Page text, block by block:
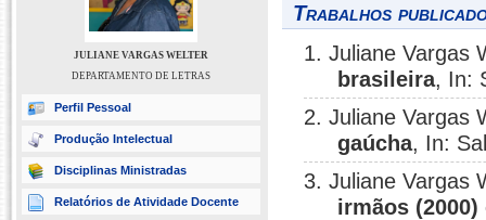
JULIANE VARGAS WELTER
DEPARTAMENTO DE LETRAS
Perfil Pessoal
Produção Intelectual
Disciplinas Ministradas
Relatórios de Atividade Docente
Trabalhos
1. Juliane Vargas
brasileira, In:
2. Juliane Vargas
gaúcha, In:
3. Juliane Vargas
irmãos